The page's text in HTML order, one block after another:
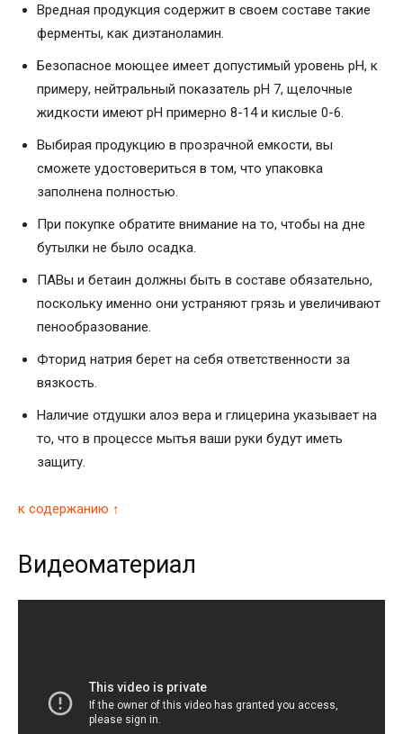
Вредная продукция содержит в своем составе такие
ферменты, как диэтаноламин.
Безопасное моющее имеет допустимый уровень pH, к
примеру, нейтральный показатель pH 7, щелочные
жидкости имеют pH примерно 8-14 и кислые 0-6.
Выбирая продукцию в прозрачной емкости, вы
сможете удостовериться в том, что упаковка
заполнена полностью.
При покупке обратите внимание на то, чтобы на дне
бутылки не было осадка.
ПАВы и бетаин должны быть в составе обязательно,
поскольку именно они устраняют грязь и увеличивают
пенообразование.
Фторид натрия берет на себя ответственности за
вязкость.
Наличие отдушки алоэ вера и глицерина указывает на
то, что в процессе мытья ваши руки будут иметь
защиту.
к содержанию ↑
Видеоматериал